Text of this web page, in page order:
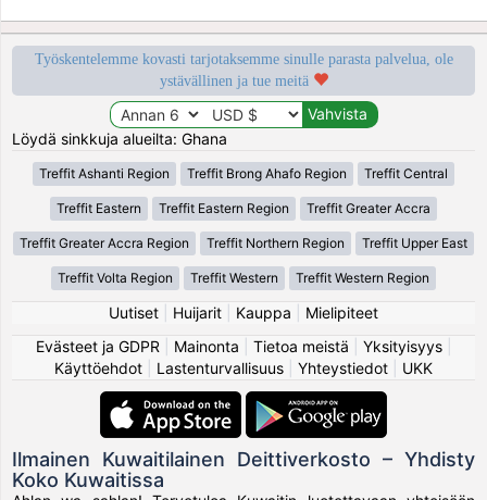
Työskentelemme kovasti tarjotaksemme sinulle parasta palvelua, ole
ystävällinen ja tue meitä
Löydä sinkkuja alueilta: Ghana
Treffit Ashanti Region Treffit Brong Ahafo Region Treffit Central
Treffit Eastern Treffit Eastern Region Treffit Greater Accra
Treffit Greater Accra Region Treffit Northern Region Treffit Upper East
Treffit Volta Region Treffit Western Treffit Western Region
Uutiset Huijarit Kauppa
Mielipiteet
Evästeet ja GDPR
Mainonta Tietoa meistä Yksityisyys|
Käyttöehdot
Lastenturvallisuus Yhteystiedot UKK
Ilmainen Kuwaitilainen Deittiverkosto – Yhdisty
Koko Kuwaitissa